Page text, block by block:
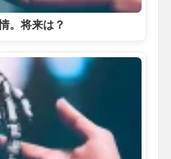
。将来は？